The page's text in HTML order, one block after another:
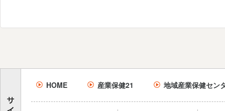
HOME 産業保健21 地域産業保健セン